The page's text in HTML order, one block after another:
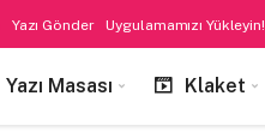
Yazı Gönder Uygulamamızı Yükleyin!
Yazı Masası Klaket